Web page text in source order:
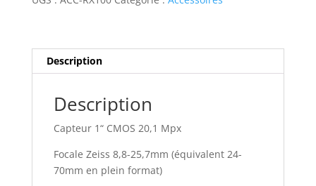
caisson
fixation
Description
Description
Capteur 1“ CMOS 20,1 Mpx
Focale Zeiss 8,8-25,7mm (équivalent 24-
70mm en plein format)